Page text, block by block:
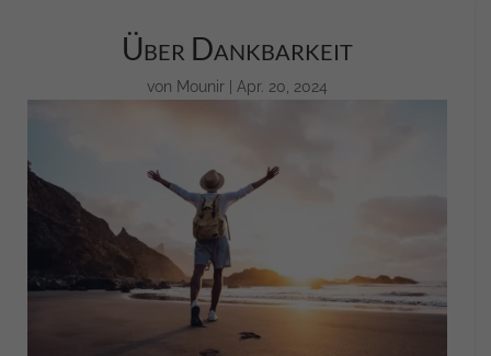
Über Dankbarkeit
von Mounir Apr. 20, 2024